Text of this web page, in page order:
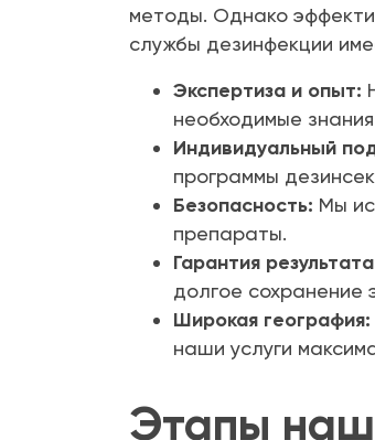
методы. Однако
службы дезинфекции
Экспертиза и опыт:
необходимые
Индивидуальный
программы
Безопасность: Мы
препараты.
Гарантия
долгое сохранение
Широкая география:
наши услуги
Этапы